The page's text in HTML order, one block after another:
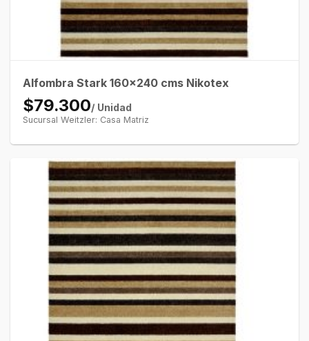
Alfombra Stark 160×240 cms Nikotex
$79.300/ Unidad
Sucursal Weitzler: Casa Matriz